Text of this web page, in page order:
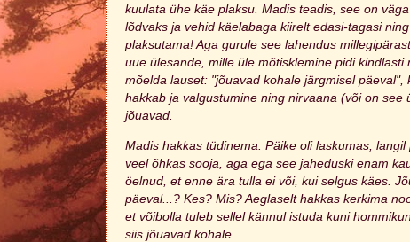
kuulata ühe käe plaksu. Madis teadis, see on
lõdvaks ja vehid käelabaga kiirelt edasi-tagasi
plaksutama! Aga gurule see lahendus
uue ülesande, mille üle mõtisklemine pidi kindlasti
mõelda lauset: "jõuavad kohale järgmisel päeval",
hakkab ja valgustumine ning nirvaana (või on see
jõuavad.
Madis hakkas tüdinema. Päike oli laskumas,
veel õhkas sooja, aga ega see jaheduski enam
öelnud, et enne ära tulla ei või, kui selgus käes.
päeval...? Kes? Mis? Aeglaselt hakkas kerkima
et võibolla tuleb sellel kännul istuda kuni
siis jõuavad kohale.